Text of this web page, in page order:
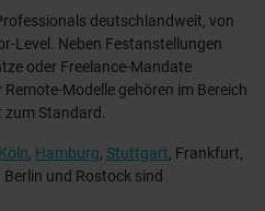
deutschlandweit, von
Level. Neben Festanstellungen
oder Freelance-Mandate
Modelle gehören im Bereich
Standard.
Köln, Hamburg, Stuttgart, Frankfurt,
und Rostock sind